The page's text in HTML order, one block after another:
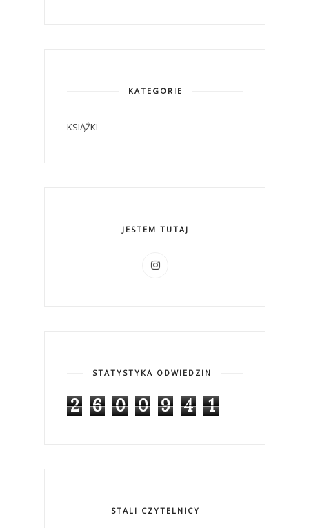
KATEGORIE
KSIĄŻKI
JESTEM TUTAJ
STATYSTYKA ODWIEDZIN
2 6 0 0 9 4 1
STALI CZYTELNICY